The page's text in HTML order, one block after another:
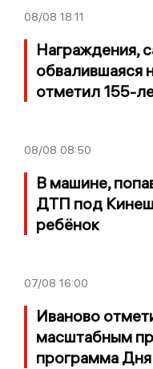
08/08 18:11
Награждения,
обвалившаяся
отметил 155-
08/08 08:50
В машине,
ДТП под
ребёнок
07/08 16:00
Иваново
масштабным
программа Дня